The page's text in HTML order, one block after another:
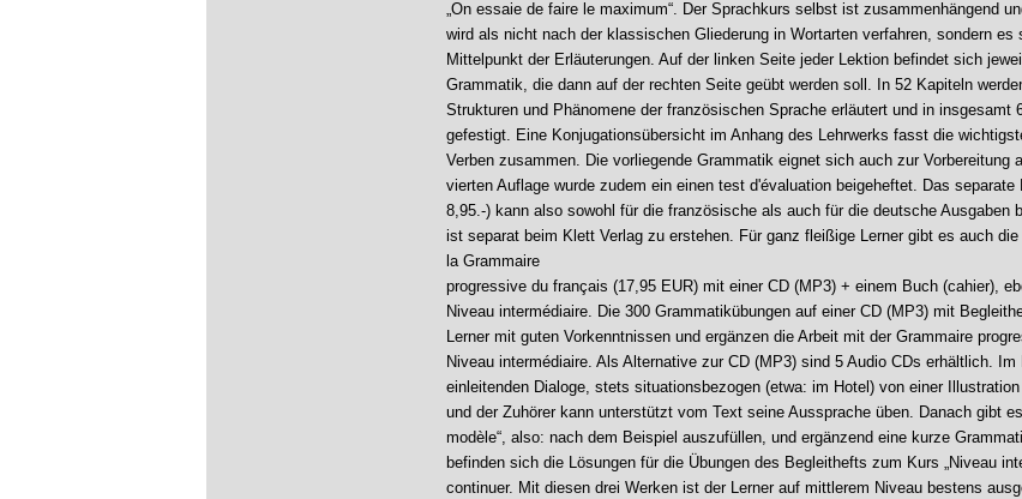
„On essaie de faire le maximum“. Der Sprachkurs selbst ist zusammenhängend
wird als nicht nach der klassischen Gliederung in Wortarten verfahren, sondern es
Mittelpunkt der Erläuterungen. Auf der linken Seite jeder Lektion befindet sich
Grammatik, die dann auf der rechten Seite geübt werden soll. In 52 Kapiteln
Strukturen und Phänomene der französischen Sprache erläutert und in insgesamt
gefestigt. Eine Konjugationsübersicht im Anhang des Lehrwerks fasst die
Verben zusammen. Die vorliegende Grammatik eignet sich auch zur Vorbereitung
vierten Auflage wurde zudem ein einen test d'évaluation beigeheftet. Das separate
8,95.-) kann also sowohl für die französische als auch für die deutsche Ausgaben
ist separat beim Klett Verlag zu erstehen. Für ganz fleißige Lerner gibt es auch
la Grammaire
progressive du français (17,95 EUR) mit einer CD (MP3) + einem Buch (cahier),
Niveau intermédiaire. Die 300 Grammatikübungen auf einer CD (MP3) mit
Lerner mit guten Vorkenntnissen und ergänzen die Arbeit mit der Grammaire
Niveau intermédiaire. Als Alternative zur CD (MP3) sind 5 Audio CDs erhältlich.
einleitenden Dialoge, stets situationsbezogen (etwa: im Hotel) von einer
und der Zuhörer kann unterstützt vom Text seine Aussprache üben. Danach gibt
modèle“, also: nach dem Beispiel auszufüllen, und ergänzend eine kurze
befinden sich die Lösungen für die Übungen des Begleithefts zum Kurs „Niveau
continuer. Mit diesen drei Werken ist der Lerner auf mittlerem Niveau bestens